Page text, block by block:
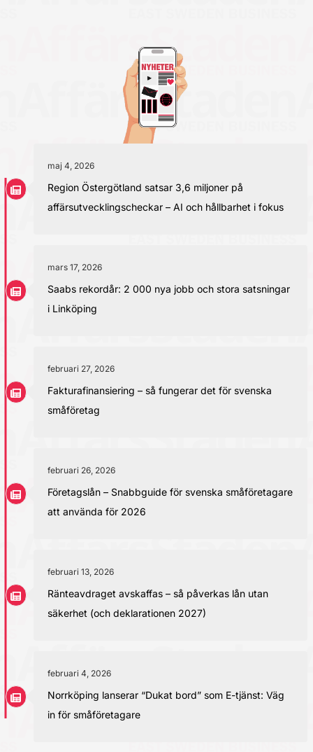
maj 4, 2026
Region Östergötland satsar 3,6 miljoner på
affärsutvecklingscheckar – AI och hållbarhet i fokus
mars 17, 2026
Saabs rekordår: 2 000 nya jobb och stora satsningar
i Linköping
februari 27, 2026
Fakturafinansiering – så fungerar det för svenska
småföretag
februari 26, 2026
Företagslån – Snabbguide för svenska småföretagare
att använda för 2026
februari 13, 2026
Ränteavdraget avskaffas – så påverkas lån utan
säkerhet (och deklarationen 2027)
februari 4, 2026
Norrköping lanserar “Dukat bord” som E-tjänst: Väg
in för småföretagare